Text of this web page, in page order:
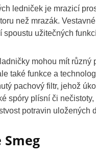
ledniček je mrazicí
než mrazák.
spoustu užitečných
mohou mít různý
také funkce a
pachový filtr, jehož
spóry plísní či
potravin uložených
Smeg